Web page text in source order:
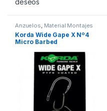
Anzuelos, Material Montajes
Korda Wide Gape X Nº4
Micro Barbed